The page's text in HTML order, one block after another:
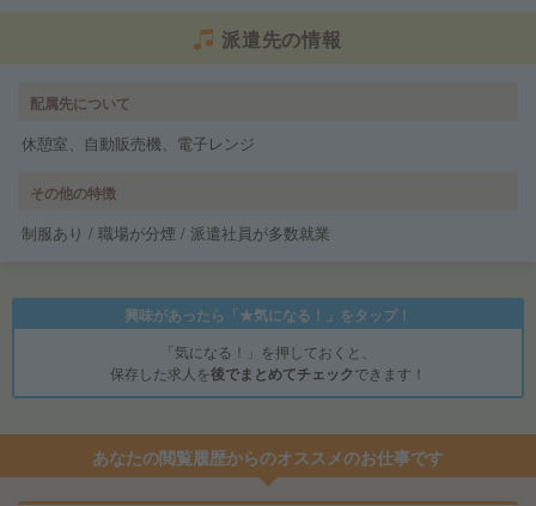
派遣先の情報
配属先について
休憩室、自動販売機、電子レンジ
その他の特徴
制服あり / 職場が分煙 / 派遣社員が多数就業
興味があったら「★気になる！」をタップ！
「気になる！」を押しておくと、
保存した求人を後でまとめてチェックできます！
あなたの閲覧履歴からのオススメのお仕事です